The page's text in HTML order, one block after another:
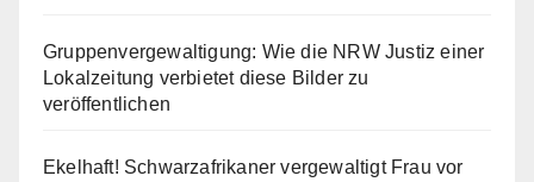
Gruppenvergewaltigung: Wie die NRW Justiz einer
Lokalzeitung verbietet diese Bilder zu
veröffentlichen
Ekelhaft! Schwarzafrikaner vergewaltigt Frau vor